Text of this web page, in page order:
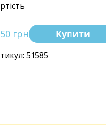
грн Купити
51585